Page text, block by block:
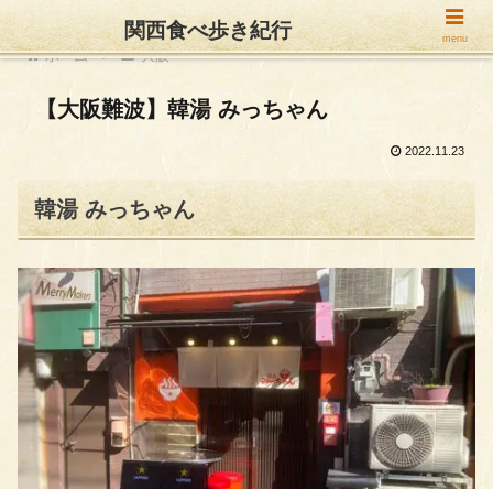
ホーム 大阪
【大阪難波】韓湯 みっちゃん
2022.11.23
韓湯 みっちゃん
関西食べ歩き紀行 menu